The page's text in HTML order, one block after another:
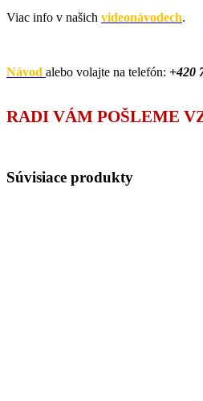
Viac info v našich videonávodech.
Návod alebo volajte na telefón: +420
RADI VÁM POŠLEME
Súvisiace produkty